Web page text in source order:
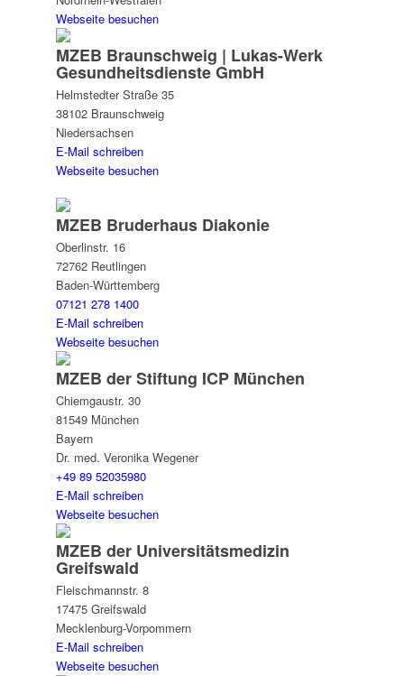
Webseite besuchen
MZEB Braunschweig | Lukas-Werk
Gesundheits­dienste GmbH
Helmstedter Straße 35
38102 Braunschweig
Niedersachsen
E-Mail schreiben
Webseite besuchen
MZEB Bruderhaus Diakonie
Oberlinstr. 16
72762 Reutlingen
Baden-Württemberg
07121 278 1400
E-Mail schreiben
Webseite besuchen
MZEB der Stiftung ICP München
Chiemgaustr. 30
81549 München
Bayern
Dr. med. Veronika Wegener
+49 89 52035980
E-Mail schreiben
Webseite besuchen
MZEB der Universitätsmedizin
Greifswald
Fleischmannstr. 8
17475 Greifswald
Mecklenburg-Vorpommern
E-Mail schreiben
Webseite besuchen